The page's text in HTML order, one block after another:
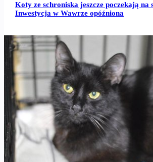
Koty ze schroniska jeszcze poczekają na
Inwestycja w Wawrze opóźniona